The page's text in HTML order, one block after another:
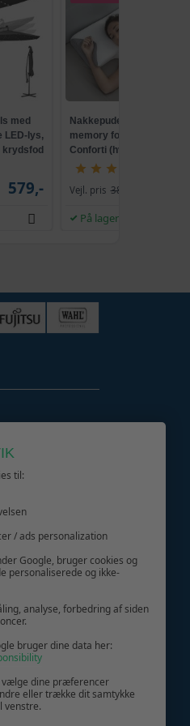
med
LED-lys,
krydsfod
579,-
Nakkepude med
memory foam -
Conforti (hvid/grå)
Vejl. pris 386,-
På lager
GAVEKORT!
til:
/ ads personalization
Google, bruger cookies og
personaliserede og ikke-
analyse, forbedring af siden
bruger dine data her:
vælge dine præferencer
eller trække dit samtykke
venstre.